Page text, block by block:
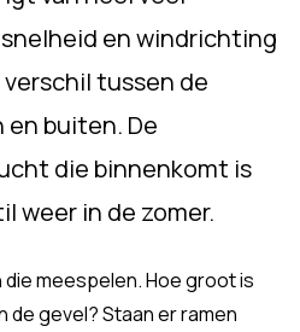
en windrichting
tussen de
buiten. De
die binnenkomt is
weer in de zomer.
meespelen. Hoe groot is
de gevel? Staan er ramen